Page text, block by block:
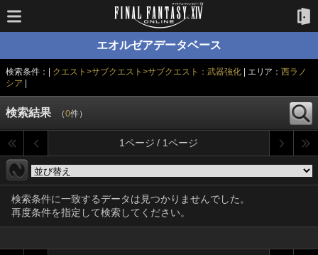
エオルゼアデータベース
検索条件：| クエスト>サブクエスト>サブクエスト：武器強化 | エリア：西ラノ
シア
検索結果 （0件）
1ページ / 1ページ
検索条件に一致するデータは見つかりませんでした。
再度条件を指定して検索してください。